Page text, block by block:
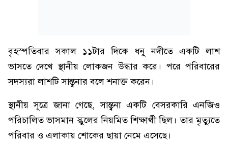
বৃহস্পতিবার সকাল ১১টার দিকে ধনু নদীতে একটি লাশ
ভাসতে দেখে স্থানীয় লোকজন উদ্ধার করে। পরে পরিবারের
সদস্যরা লাশটি সান্ত্বনার বলে শনাক্ত করেন।
স্থানীয় সূত্রে জানা গেছে, সান্ত্বনা একটি বেসরকারি এনজিও
পরিচালিত ভাসমান স্কুলের নিয়মিত শিক্ষার্থী ছিল। তার মৃত্যুতে
পরিবার ও এলাকায় শোকের ছায়া নেমে এসেছে।